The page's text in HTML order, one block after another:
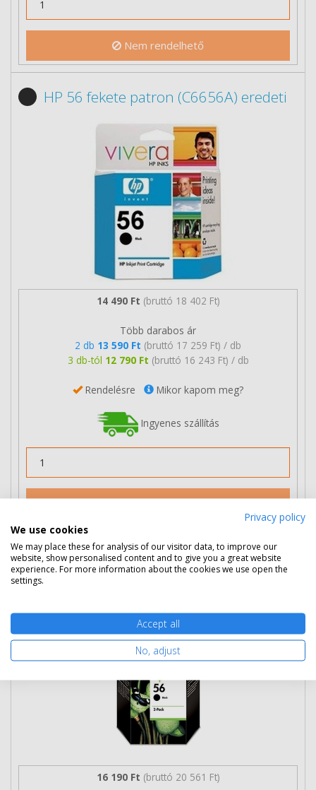
Nem rendelhető
HP 56 fekete patron (C6656A) eredeti
14 490 Ft (bruttó 18 402 Ft)
Több darabos ár
2 db 13 590 Ft (bruttó 17 259 Ft) / db
3 db-tól 12 790 Ft (bruttó 16 243 Ft) / db
Rendelésre Mikor kapom meg?
Ingyenes szállítás
Nem rendelhető
HP 56 fekete patron, dupla csomag
(C9502AE) eredeti
16 190 Ft (bruttó 20 561 Ft)
Privacy policy
We use cookies
We may place these for analysis of our visitor data, to improve our
website, show personalised content and to give you a great website
experience. For more information about the cookies we use open the
settings.
Accept all
No, adjust